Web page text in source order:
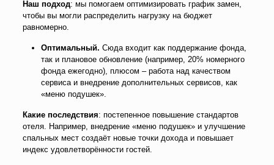
Наш подход: мы помогаем оптимизировать график замен,
чтобы вы могли распределить нагрузку на бюджет
равномерно.
Оптимальный. Сюда входит как поддержание фонда,
так и плановое обновление (например, 20% номерного
фонда ежегодно), плюсом – работа над качеством
сервиса и внедрение дополнительных сервисов, как
«меню подушек».
Какие последствия: постепенное повышение стандартов
отеля. Например, внедрение «меню подушек» и улучшение
спальных мест создаёт новые точки дохода и повышает
индекс удовлетворённости гостей.